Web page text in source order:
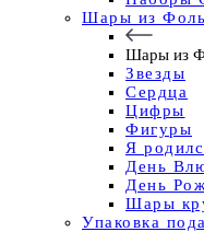
Шары из
Шары из
Звезды
Сердца
Цифры
Фигуры
Я
День
День
Шары
Упаковка